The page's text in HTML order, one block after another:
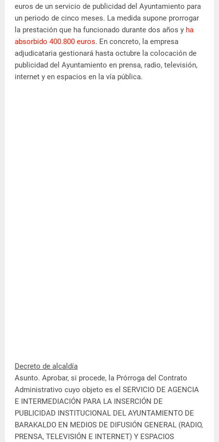
euros de un servicio de publicidad del Ayuntamiento para
un periodo de cinco meses. La medida supone prorrogar
la prestación que ha funcionado durante dos años y ha
absorbido 400.800 euros. En concreto, la empresa
adjudicataria gestionará hasta octubre la colocación de
publicidad del Ayuntamiento en prensa, radio, televisión,
internet y en espacios en la vía pública.
Decreto de alcaldía
Asunto. Aprobar, si procede, la Prórroga del Contrato
Administrativo cuyo objeto es el SERVICIO DE AGENCIA
E INTERMEDIACIÓN PARA LA INSERCIÓN DE
PUBLICIDAD INSTITUCIONAL DEL AYUNTAMIENTO DE
BARAKALDO EN MEDIOS DE DIFUSIÓN GENERAL (RADIO,
PRENSA, TELEVISIÓN E INTERNET) Y ESPACIOS